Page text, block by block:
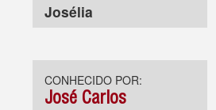
Josélia
CONHECIDO POR:
José Carlos